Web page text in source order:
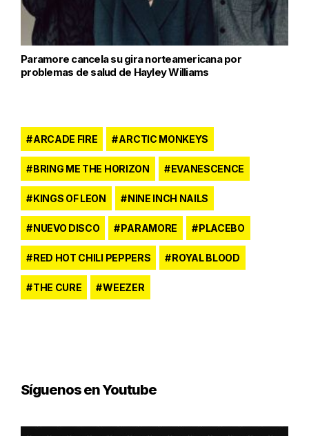
Paramore cancela su gira norteamericana por
problemas de salud de Hayley Williams
ARCADE FIRE ARCTIC MONKEYS
BRING ME THE HORIZON EVANESCENCE
KINGS OF LEON NINE INCH NAILS
NUEVO DISCO PARAMORE PLACEBO
RED HOT CHILI PEPPERS ROYAL BLOOD
THE CURE WEEZER
Síguenos en Youtube